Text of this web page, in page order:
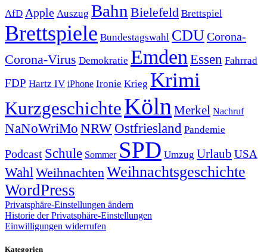
AfD Apple Auszug Bahn Bielefeld Brettspiel
Brettspiele Bundestagswahl CDUCorona-
Corona-Virus Demokratie Emden Essen Fahrrad
FDP Hartz IV iPhone Ironie Krieg Krimi
KurzgeschichteKöln Merkel Nachruf
NaNoWriMo NRWOstfriesland Pandemie
Podcast Schule Sommer SPD Umzug Urlaub USA
Wahl Weihnachten Weihnachtsgeschichte
WordPress
Privatsphäre-Einstellungen ändern
Historie der Privatsphäre-Einstellungen
Einwilligungen widerrufen
Kategorien